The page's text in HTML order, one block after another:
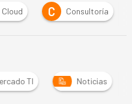
Cloud C Consultoría
TI Noticias